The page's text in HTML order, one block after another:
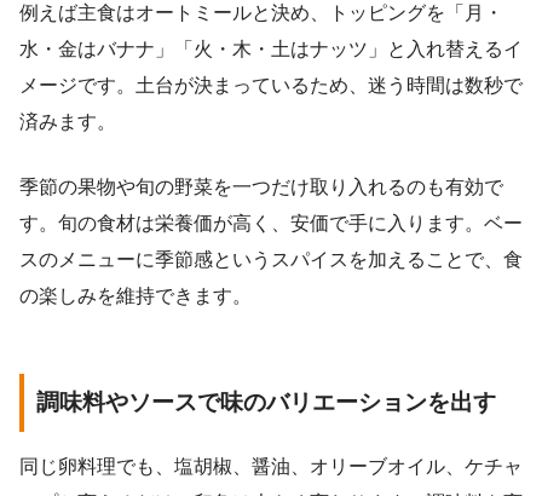
例えば主食はオートミールと決め、トッピングを「月・
水・金はバナナ」「火・木・土はナッツ」と入れ替えるイ
メージです。土台が決まっているため、迷う時間は数秒で
済みます。
季節の果物や旬の野菜を一つだけ取り入れるのも有効で
す。旬の食材は栄養価が高く、安価で手に入ります。ベー
スのメニューに季節感というスパイスを加えることで、食
の楽しみを維持できます。
調味料やソースで味のバリエーションを出す
同じ卵料理でも、塩胡椒、醤油、オリーブオイル、ケチャ